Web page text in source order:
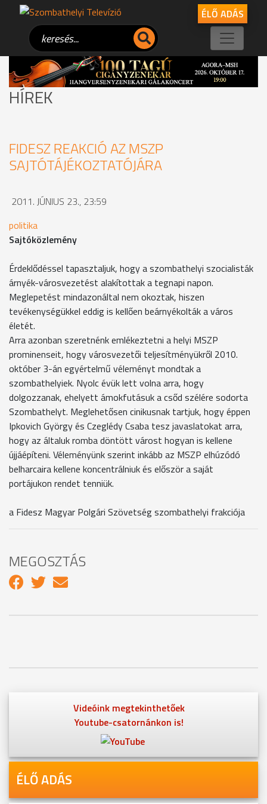
ÉLŐ ADÁS
HÍREK
FIDESZ REAKCIÓ AZ MSZP
SAJTÓTÁJÉKOZTATÓJÁRA
2011. JÚNIUS 23., 23:59
politika
Sajtóközlemény
Érdeklődéssel tapasztaljuk, hogy a szombathelyi szocialisták
árnyék-városvezetést alakítottak a tegnapi napon.
Meglepetést mindazonáltal nem okoztak, hiszen
tevékenységükkel eddig is kellően beárnyékolták a város
életét.
Arra azonban szeretnénk emlékeztetni a helyi MSZP
prominenseit, hogy városvezetői teljesítményükről 2010.
október 3-án egyértelmű véleményt mondtak a
szombathelyiek. Nyolc évük lett volna arra, hogy
dolgozzanak, ehelyett ámokfutásuk a csőd szélére sodorta
Szombathelyt. Meglehetősen cinikusnak tartjuk, hogy éppen
Ipkovich György és Czeglédy Csaba tesz javaslatokat arra,
hogy az általuk romba döntött várost hogyan is kellene
újjáépíteni. Véleményünk szerint inkább az MSZP elhúzódó
belharcaira kellene koncentrálniuk és először a saját
portájukon rendet tenniük.
a Fidesz Magyar Polgári Szövetség szombathelyi frakciója
MEGOSZTÁS
Videóink megtekinthetőek
Youtube-csatornánkon is!
ÉLŐ ADÁS